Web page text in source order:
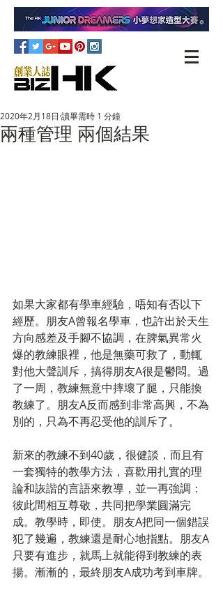
兩種管理 兩個結果
2020年2月18日 讀畢需時 1 分鐘
如果大家都有學車經驗，唔知有否以下
經歷。朋友A曾報名學車，也許出於天生
方向感差及手腳不協調，在脾氣異常火
爆的教練眼裡，他是無藥可救了，動輒
對他大聲訓斥，搞得朋友A很是鬱悶。過
了一周，教練無意中摔壞了腿，只能換
教練了。朋友A反而感到非常高興，不為
別的，只為不再忍受他的訓斥了。
新來的教練不到40歲，很健談，而且有
一套獨特的教學方法，喜歡用扎實的理
論和詼諧的言語來教導，並一再強調：
彼此間相互尊敬，共同把學業圓滿完
成。教學時，即使。朋友A把同一個錯誤
犯了幾遍，教練還是耐心地指點。朋友A
只要有進步，就馬上就能得到教練的表
揚。漸漸的，最終朋友A成功考到車牌。